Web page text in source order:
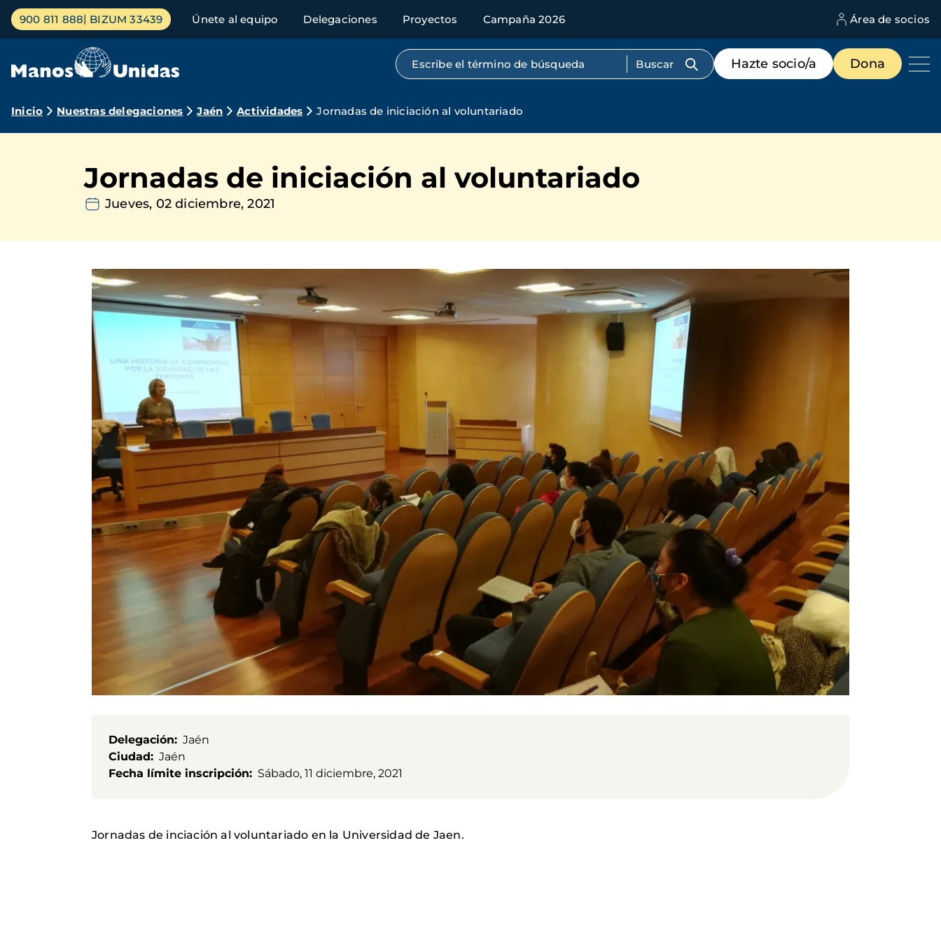
Pasar
contenido
Menú
principal
900 811 888 BIZUM 33439 Únete al equipo Delegaciones Proyectos Campaña 2026 Área de socios
Búsqueda por texto completo
Menú
de
destacados
Hazte socio/a Dona
Ruta
navegación
Inicio Nuestras delegaciones Jaén Actividades Jornadas de iniciación al voluntariado
Jornadas de iniciación al voluntariado
Jueves, 02 diciembre, 2021
Delegación
Jaén
Ciudad
Jaén
Fecha límite inscripción
Sábado, 11 diciembre, 2021
Jornadas de inciación al voluntariado en la Universidad de Jaen.